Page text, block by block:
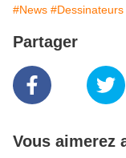
#News
Partager
Vous aimerez